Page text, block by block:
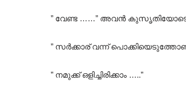
” വേണ്ട ……” അവൻ
” സർക്കാര് വന്ന്
” നമുക്ക് ഒളിച്ചിരിക്കാം …..”